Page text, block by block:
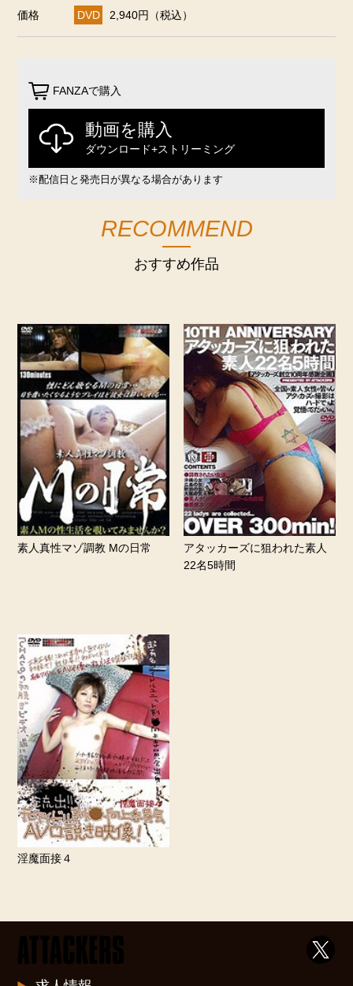
価格 DVD 2,940円（税込）
FANZAで購入
動画を購入
ダウンロード+ストリーミング
※配信日と発売日が異なる場合があります
RECOMMEND
おすすめ作品
素人真性マゾ調教 Mの日常
アタッカーズに狙われた素人
22名5時間
淫魔面接４